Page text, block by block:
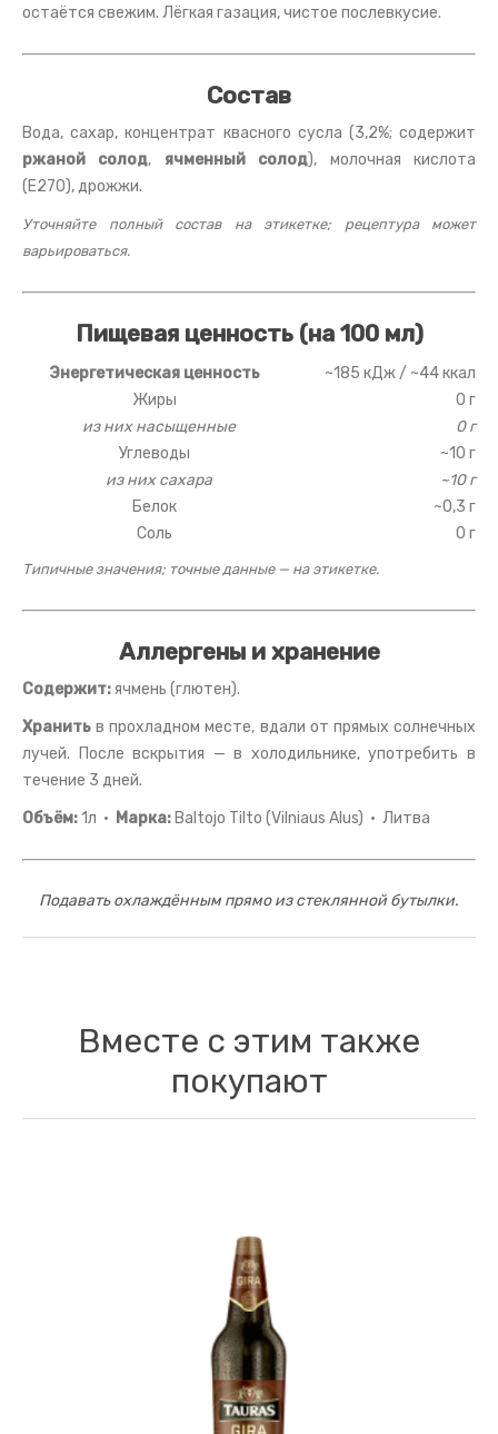
остаётся свежим. Лёгкая газация, чистое послевкусие.
Состав
Вода, сахар, концентрат квасного сусла (3,2%; содержит
ржаной солод, ячменный солод), молочная кислота
(E270), дрожжи.
Уточняйте полный состав на этикетке; рецептура может
варьироваться.
Пищевая ценность (на 100 мл)
Энергетическая ценность
~185 кДж / ~44 ккал
Жиры
0 г
из них насыщенные
0 г
Углеводы
~10 г
из них сахара
~10 г
Белок
~0,3 г
Соль
0 г
Типичные значения; точные данные — на этикетке.
Аллергены и хранение
Содержит:ячмень (глютен).
Хранить в прохладном месте, вдали от прямых солнечных
лучей. После вскрытия — в холодильнике, употребить в
течение 3 дней.
Объём:1л · Марка: Baltojo Tilto (Vilniaus Alus) · Литва
Подавать охлаждённым прямо из стеклянной бутылки.
Вместе с этим также
покупают